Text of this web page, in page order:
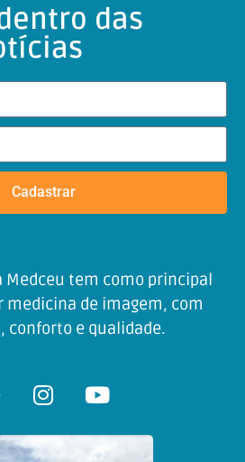
das
Cadastrar
Medceu tem como principal
medicina de imagem, com
conforto e qualidade.